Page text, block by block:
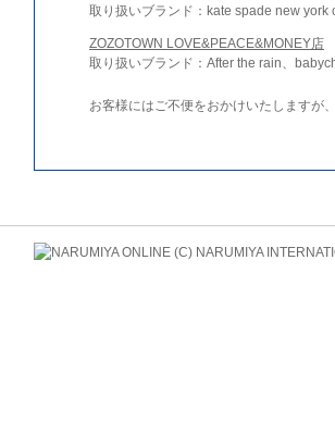
取り扱いブランド：kate spade new
ZOZOTOWN LOVE&PEACE&MONEY店
取り扱いブランド：After the rain、
お客様にはご不便をおかけいたしますが